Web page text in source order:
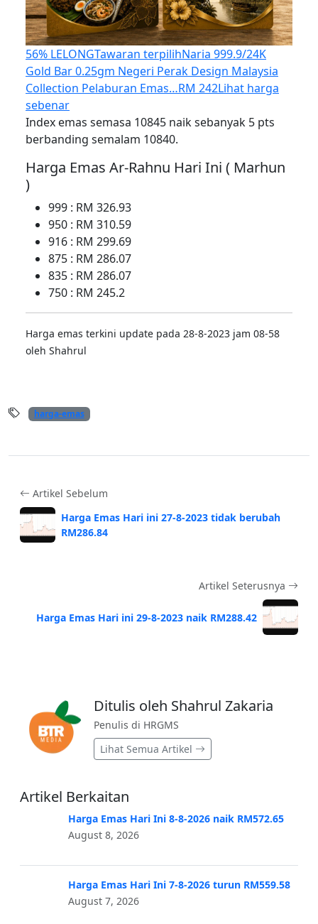
56% LELONGTawaran terpilihNaria 999.9/24K
Gold Bar 0.25gm Negeri Perak Design Malaysia
Collection Pelaburan Emas…RM 242Lihat harga
sebenar
Index emas semasa 10845 naik sebanyak 5 pts
berbanding semalam 10840.
Harga Emas Ar-Rahnu Hari Ini ( Marhun
)
999 : RM 326.93
950 : RM 310.59
916 : RM 299.69
875 : RM 286.07
835 : RM 286.07
750 : RM 245.2
Harga emas terkini update pada 28-8-2023 jam 08-58
oleh Shahrul
harga-emas
Artikel Sebelum
Harga Emas Hari ini 27-8-2023 tidak berubah
RM286.84
Artikel Seterusnya
Harga Emas Hari ini 29-8-2023 naik RM288.42
Ditulis oleh Shahrul Zakaria
Penulis di HRGMS
Lihat Semua Artikel
Artikel Berkaitan
Harga Emas Hari Ini 8-8-2026 naik RM572.65
August 8, 2026
Harga Emas Hari Ini 7-8-2026 turun RM559.58
August 7, 2026